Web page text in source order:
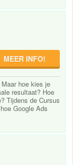
MEER INFO!
hoe kies je
resultaat? Hoe
Tijdens de Cursus
Google Ads